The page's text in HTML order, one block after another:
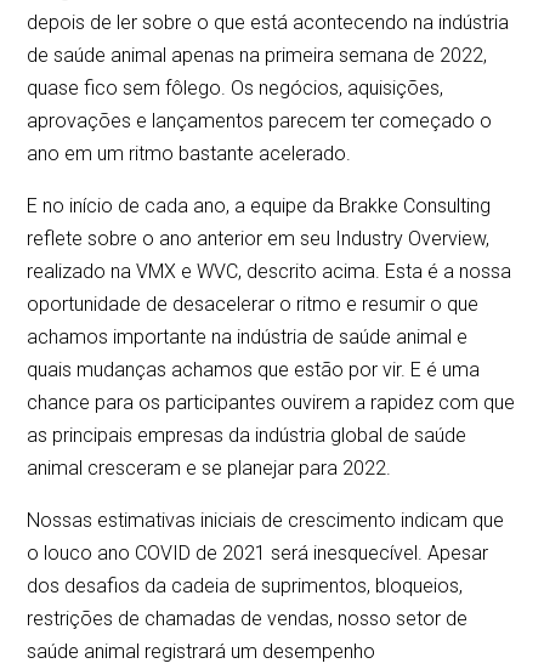
depois de ler sobre o que está acontecendo na indústria
de saúde animal apenas na primeira semana de 2022,
quase fico sem fôlego. Os negócios, aquisições,
aprovações e lançamentos parecem ter começado o
ano em um ritmo bastante acelerado.
E no início de cada ano, a equipe da Brakke Consulting
reflete sobre o ano anterior em seu Industry Overview,
realizado na VMX e WVC, descrito acima. Esta é a nossa
oportunidade de desacelerar o ritmo e resumir o que
achamos importante na indústria de saúde animal e
quais mudanças achamos que estão por vir. E é uma
chance para os participantes ouvirem a rapidez com que
as principais empresas da indústria global de saúde
animal cresceram e se planejar para 2022.
Nossas estimativas iniciais de crescimento indicam que
o louco ano COVID de 2021 será inesquecível. Apesar
dos desafios da cadeia de suprimentos, bloqueios,
restrições de chamadas de vendas, nosso setor de
saúde animal registrará um desempenho